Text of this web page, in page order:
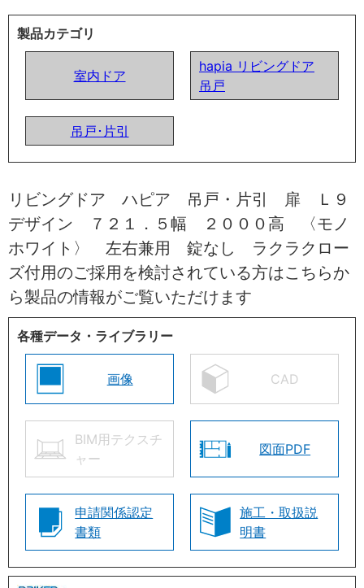
製品カテゴリ
室内ドア
hapia リビングドア
吊戸
吊戸･片引
リビングドア ハピア 吊戸・片引 扉 Ｌ９
デザイン ７２１．５幅 ２０００高 〈モノ
ホワイト〉 左右兼用 錠なし ラクラクロー
ズ付用のご採用を検討されている方はこちらか
ら製品の情報がご覧いただけます
各種データ・ライブラリー
画像 CAD
BIM用テクスチ
ャー
図面PDF
申請関係認定
書類
施工・取扱説
明書